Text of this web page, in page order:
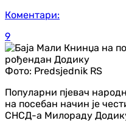
Коментари:
9
Фото: Predsjednik RS
Популарни пјевач
на посебан начин је
СНСД-а Милораду